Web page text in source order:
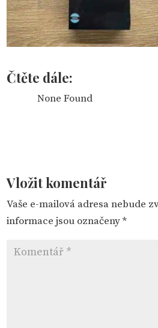
Čtěte dále:
None Found
Vložit komentář
Vaše e-mailová adresa nebude
informace jsou označeny*